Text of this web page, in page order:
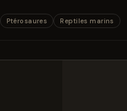
Ptérosaures Reptiles marins